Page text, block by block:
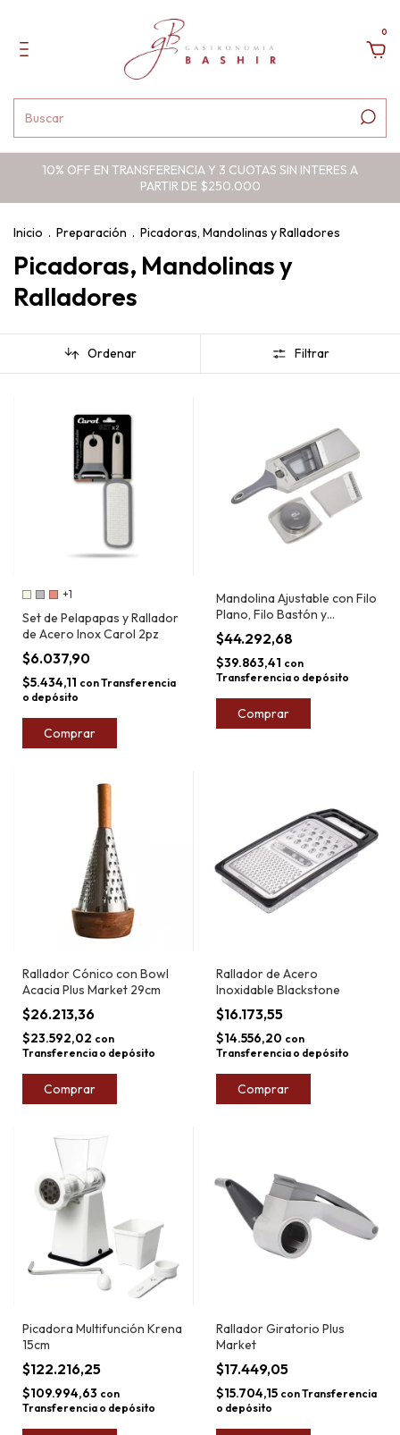
0
10% OFF EN TRANSFERENCIA Y 3 CUOTAS SIN INTERES A
PARTIR DE $250.000
Inicio . Preparación . Picadoras, Mandolinas y Ralladores
Picadoras, Mandolinas y
Ralladores
Ordenar Filtrar
+1
Set de Pelapapas y Rallador
de Acero Inox Carol 2pz
$6.037,90
$5.434,11 conTransferencia
o depósito
Comprar
Mandolina Ajustable con Filo
Plano, Filo Bastón y
Protector Plus Market
$44.292,68
$39.863,41 con
Transferencia o depósito
Comprar
Rallador Cónico con Bowl
Acacia Plus Market 29cm
$26.213,36
$23.592,02 con
Transferencia o depósito
Comprar
Rallador de Acero
Inoxidable Blackstone
$16.173,55
$14.556,20 con
Transferencia o depósito
Comprar
Picadora Multifunción Krena
15cm
$122.216,25
$109.994,63 con
Transferencia o depósito
Rallador Giratorio Plus
Market
$17.449,05
$15.704,15 conTransferencia
o depósito